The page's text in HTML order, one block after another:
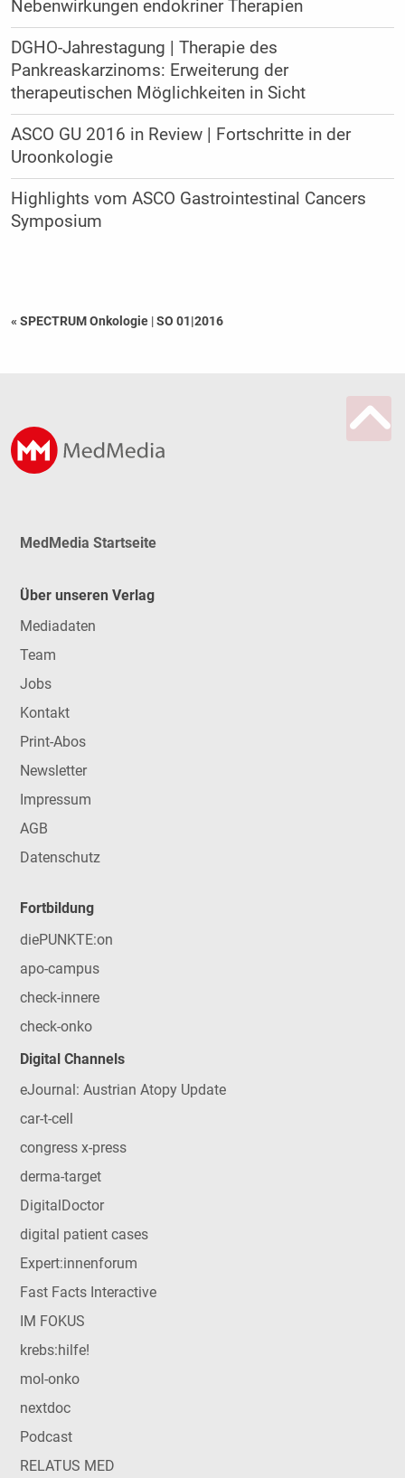
Nebenwirkungen endokriner Therapien
DGHO-Jahrestagung | Therapie des
Pankreaskarzinoms: Erweiterung der
therapeutischen Möglichkeiten in Sicht
ASCO GU 2016 in Review | Fortschritte in der
Uroonkologie
Highlights vom ASCO Gastrointestinal Cancers
Symposium
« SPECTRUM Onkologie |SO 01|2016
MedMedia Startseite
Über unseren Verlag
Mediadaten
Team
Jobs
Kontakt
Print-Abos
Newsletter
Impressum
AGB
Datenschutz
Fortbildung
diePUNKTE:on
apo-campus
check-innere
check-onko
Digital Channels
eJournal: Austrian Atopy Update
car-t-cell
congress x-press
derma-target
DigitalDoctor
digital patient cases
Expert:innenforum
Fast Facts Interactive
IM FOKUS
krebs:hilfe!
mol-onko
nextdoc
Podcast
RELATUS MED